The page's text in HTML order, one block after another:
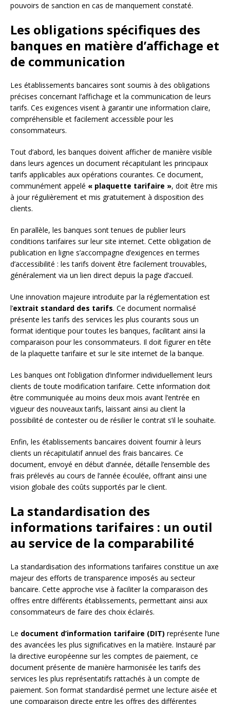
pouvoirs de sanction en cas de manquement constaté.
Les obligations spécifiques des
banques en matière d’affichage et
de communication
Les établissements bancaires sont soumis à des obligations
précises concernant l’affichage et la communication de leurs
tarifs. Ces exigences visent à garantir une information claire,
compréhensible et facilement accessible pour les
consommateurs.
Tout d’abord, les banques doivent afficher de manière visible
dans leurs agences un document récapitulant les principaux
tarifs applicables aux opérations courantes. Ce document,
communément appelé « plaquette tarifaire », doit être mis
à jour régulièrement et mis gratuitement à disposition des
clients.
En parallèle, les banques sont tenues de publier leurs
conditions tarifaires sur leur site internet. Cette obligation de
publication en ligne s’accompagne d’exigences en termes
d’accessibilité : les tarifs doivent être facilement trouvables,
généralement via un lien direct depuis la page d’accueil.
Une innovation majeure introduite par la réglementation est
l’extrait standard des tarifs. Ce document normalisé
présente les tarifs des services les plus courants sous un
format identique pour toutes les banques, facilitant ainsi la
comparaison pour les consommateurs. Il doit figurer en tête
de la plaquette tarifaire et sur le site internet de la banque.
Les banques ont l’obligation d’informer individuellement leurs
clients de toute modification tarifaire. Cette information doit
être communiquée au moins deux mois avant l’entrée en
vigueur des nouveaux tarifs, laissant ainsi au client la
possibilité de contester ou de résilier le contrat s’il le souhaite.
Enfin, les établissements bancaires doivent fournir à leurs
clients un récapitulatif annuel des frais bancaires. Ce
document, envoyé en début d’année, détaille l’ensemble des
frais prélevés au cours de l’année écoulée, offrant ainsi une
vision globale des coûts supportés par le client.
La standardisation des
informations tarifaires : un outil
au service de la comparabilité
La standardisation des informations tarifaires constitue un axe
majeur des efforts de transparence imposés au secteur
bancaire. Cette approche vise à faciliter la comparaison des
offres entre différents établissements, permettant ainsi aux
consommateurs de faire des choix éclairés.
Le document d’information tarifaire (DIT) représente l’une
des avancées les plus significatives en la matière. Instauré par
la directive européenne sur les comptes de paiement, ce
document présente de manière harmonisée les tarifs des
services les plus représentatifs rattachés à un compte de
paiement. Son format standardisé permet une lecture aisée et
une comparaison directe entre les offres des différentes